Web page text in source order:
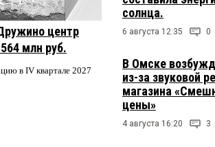
центр
млн руб.
в IV квартале 2027
солнца.
6 августа 12:35 0
В Омске
из-за звуковой
магазина
цены»
4 августа 16:20 3